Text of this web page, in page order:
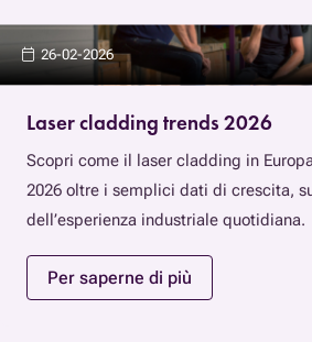
26-02-2026
Laser cladding trends 2026
Scopri come il laser cladding in
2026 oltre i semplici dati di crescita,
dell’esperienza industriale quotidiana.
Per saperne di più